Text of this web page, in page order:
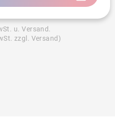
u. Versand.
zzgl. Versand)